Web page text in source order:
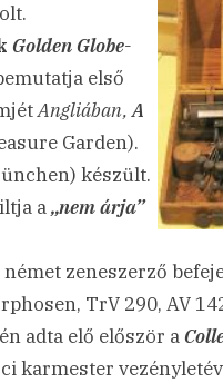
Golden Globe-
első
Angliában, A
Garden).
készült.
a„nem árja”
német zeneszerző
TrV 290, AV
adta elő először a
karmester